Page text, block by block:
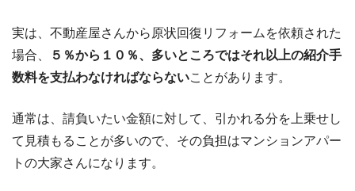
実は、不動産屋さんから原状回復リフォームを依頼された
場合、
５％から１０％、多いところではそれ以上の紹介手
数料を支払わなければならないことがあります。
通常は、請負いたい金額に対して、引かれる分を上乗せし
て見積もることが多いので、その負担はマンションアパー
トの大家さんになります。